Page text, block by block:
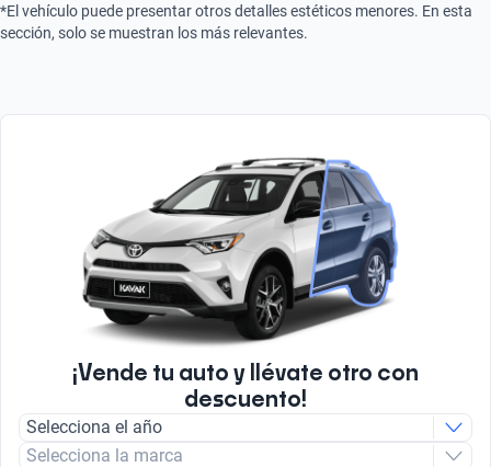
*El vehículo puede presentar otros detalles estéticos menores. En esta
sección, solo se muestran los más relevantes.
¡Vende tu auto y llévate otro con
descuento!
Selecciona el año
Selecciona la marca